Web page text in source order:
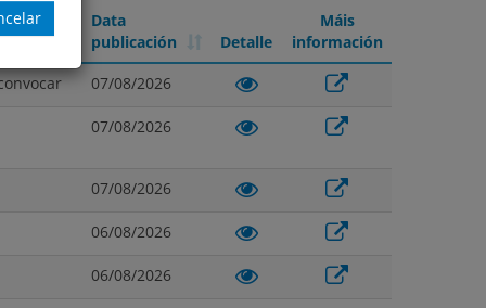
Data
publicación
Detalle
Máis
información
Data
publicación
Detalle
Máis
información
07/08/2026
07/08/2026
07/08/2026
06/08/2026
06/08/2026